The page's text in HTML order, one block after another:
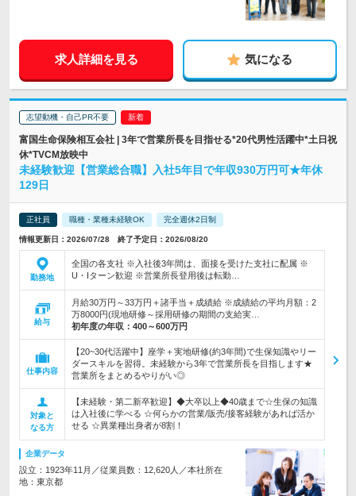
求人詳細を見る 気になる
志望動機・自己PR不要
富国生命保険相互会社 | 3年で営業所長を目指せる*20代男性活躍中*土日祝
休*TVCM放映中
未経験歓迎【営業総合職】入社5年目で年収930万円可★年休
129日
正社員 職種・業種未経験OK 完全週休2日制
情報更新日：2026/07/28 終了予定日：2026/08/20
勤務地
全国の各支社 ※入社後3年間は、面接を受けた支社に配属 ※
U・Iターン歓迎 ※営業所長登用後は転勤…
給与
月給30万円～33万円＋諸手当＋成績給 ※成績給の平均月額：2
万8000円(現地研修～採用研修の期間の支給実…
初年度の年収： 400～600万円
仕事内容
【20~30代活躍中】座学＋実地研修(約3年間)で生保知識やリー
ダースキルを習得。未経験から3年で営業所長を目指します★
営業所をまとめるやりがい◎
対象と
なる方
【未経験・第二新卒歓迎】◆大卒以上◆40歳まで☆生保の知識
は入社後に学べる ☆何らかの営業/販売/接客経験があれば活か
せる ☆異業種出身者が8割！
企業データ
設立：1923年11月／従業員数：12,620人／本社所在
地：東京都